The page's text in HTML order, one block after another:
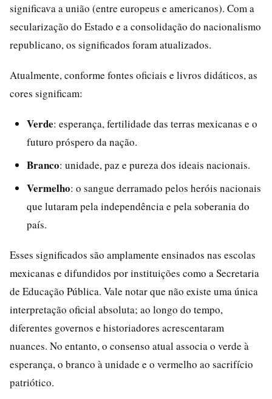
significava a união (entre europeus e americanos). Com a
secularização do Estado e a consolidação do nacionalismo
republicano, os significados foram atualizados.
Atualmente, conforme fontes oficiais e livros didáticos, as
cores significam:
Verde: esperança, fertilidade das terras mexicanas e o
futuro próspero da nação.
Branco: unidade, paz e pureza dos ideais nacionais.
Vermelho: o sangue derramado pelos heróis nacionais
que lutaram pela independência e pela soberania do
país.
Esses significados são amplamente ensinados nas escolas
mexicanas e difundidos por instituições como a Secretaria
de Educação Pública. Vale notar que não existe uma única
interpretação oficial absoluta; ao longo do tempo,
diferentes governos e historiadores acrescentaram
nuances. No entanto, o consenso atual associa o verde à
esperança, o branco à unidade e o vermelho ao sacrifício
patriótico.